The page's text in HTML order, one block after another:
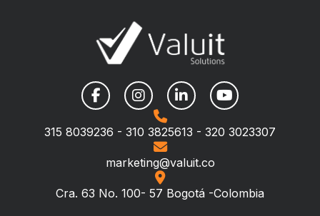
315 8039236 - 310 3825613 - 320 3023307
marketing@valuit.co
Cra. 63 No. 100- 57 Bogotá -Colombia